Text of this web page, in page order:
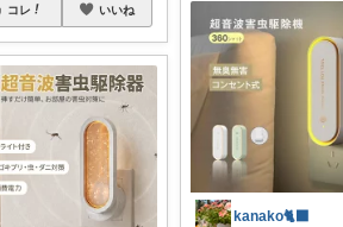
コレ いいね
kanako🐈‍⬛